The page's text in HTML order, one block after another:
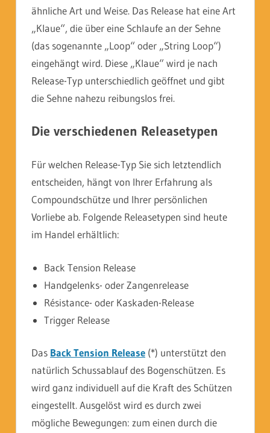
ähnliche Art und Weise. Das Release hat eine Art
„Klaue“, die über eine Schlaufe an der Sehne
(das sogenannte „Loop“ oder „String Loop“)
eingehängt wird. Diese „Klaue“ wird je nach
Release-Typ unterschiedlich geöffnet und gibt
die Sehne nahezu reibungslos frei.
Die verschiedenen Releasetypen
Für welchen Release-Typ Sie sich letztendlich
entscheiden, hängt von Ihrer Erfahrung als
Compoundschütze und Ihrer persönlichen
Vorliebe ab. Folgende Releasetypen sind heute
im Handel erhältlich:
Back Tension Release
Handgelenks- oder Zangenrelease
Résistance- oder Kaskaden-Release
Trigger Release
Das Back Tension Release (*) unterstützt den
natürlich Schussablauf des Bogenschützen. Es
wird ganz individuell auf die Kraft des Schützen
eingestellt. Ausgelöst wird es durch zwei
mögliche Bewegungen: zum einen durch die